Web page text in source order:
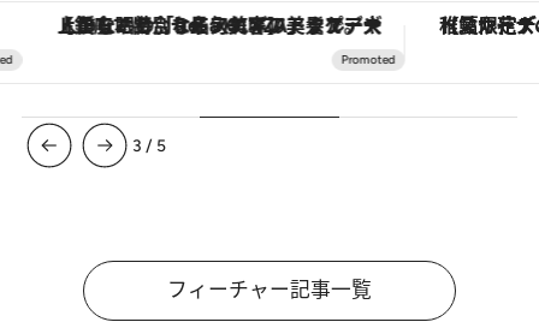
【銀座で出合う最旬美容】美髪ケアや上質な眠り…セルフケアのアップデートから、特別な名入れギフトまで。大人のための「ReFa GINZA」クルーズ 【夏限定ディナーコース】旬を
3 / 5
フィーチャー記事一覧